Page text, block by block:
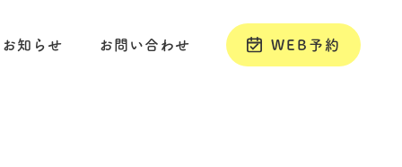
お知らせ お問い合わせ WEB予約